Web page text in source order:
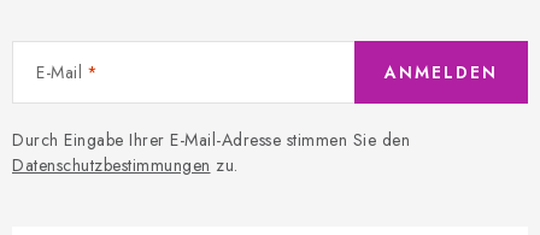
E-Mail
Durch Eingabe Ihrer E-Mail-Adresse stimmen Sie den
Datenschutzbestimmungen zu.
ANMELDEN